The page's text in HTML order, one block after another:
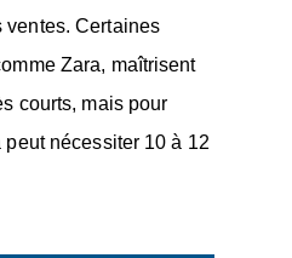
ventes. Certaines
Zara, maîtrisent
courts, mais pour
peut nécessiter 10 à 12